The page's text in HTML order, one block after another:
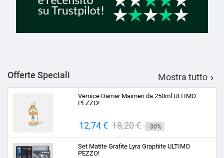
Offerte Speciali Mostra tutto 
Vernice Damar Maimeri da 250ml ULTIMO
PEZZO!
Prezzo
12,74 € Prezzo
base
18,20 € -30%
Set Matite Grafite Lyra Graphite ULTIMO
PEZZO!